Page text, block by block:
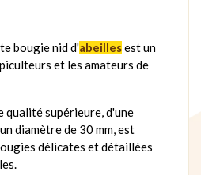
bougie nid d'abeillesest un
et les amateurs de
qualité supérieure, d'une
diamètre de 30 mm, est
délicates et détaillées